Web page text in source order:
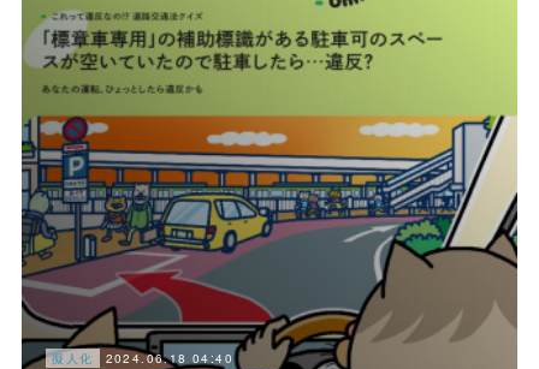
擬人化 2024.06.18 04:40